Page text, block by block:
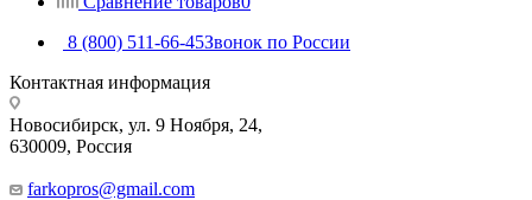
8 (800) 511-66-45Звонок по России
Контактная информация
Новосибирск, ул. 9 Ноября, 24,
630009, Россия
farkopros@gmail.com